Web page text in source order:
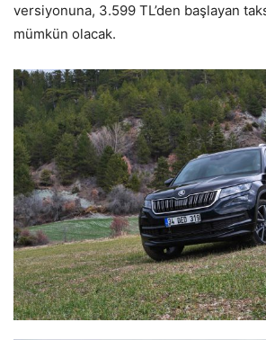
versiyonuna, 3.599 TL’den başlayan
mümkün olacak.